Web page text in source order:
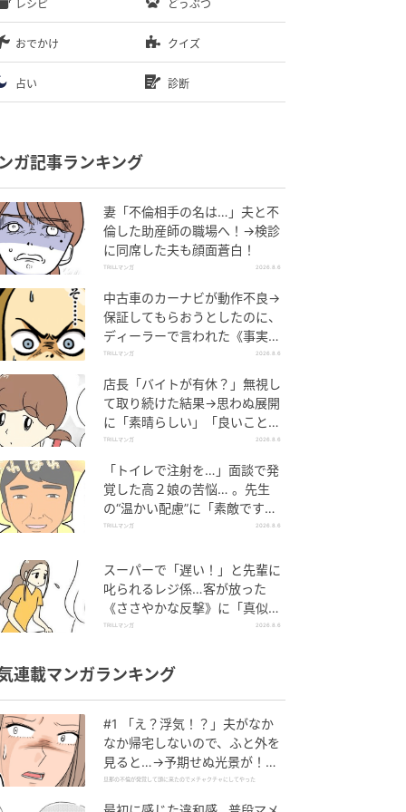
レシピ どうぶつ
おでかけ クイズ
占い 診断
ガ記事ランキング
妻「不倫相手の名は…」夫と不
倫した助産師の職場へ！→検診
に同席した夫も顔面蒼白！
TRILLマンガ 2026.8.6
中古車のカーナビが動作不良→
保証してもらおうとしたのに、
ディーラーで言われた《事実》
に唖然…
TRILLマンガ 2026.8.6
店長「バイトが有休？」無視し
て取り続けた結果→思わぬ展開
に「素晴らしい」「良いことし
ましたね」
TRILLマンガ 2026.8.6
「トイレで注射を…」面談で発
覚した高２娘の苦悩… 。先生
の“温かい配慮”に「素敵です
ね」「対応がいいね」
TRILLマンガ 2026.8.6
スーパーで「遅い！」と先輩に
叱られるレジ係…客が放った
《ささやかな反撃》に「真似し
たい！」「私もです」
TRILLマンガ 2026.8.6
連載マンガランキング
#1 「え？浮気！？」夫がなか
なか帰宅しないので、ふと外を
見ると…→予期せぬ光景が！｜
旦那の不倫が発覚して頭に来た
旦那の不倫が発覚して頭に来たのでメチャクチャにしてやった